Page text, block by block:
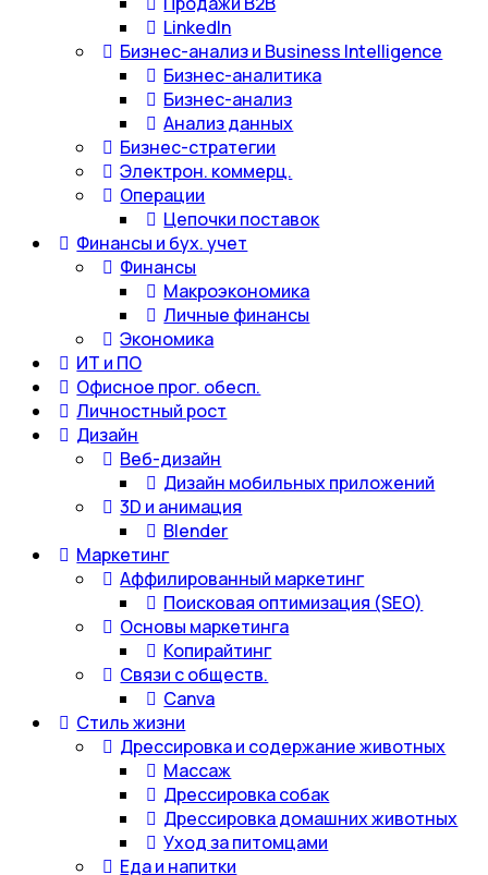
LinkedIn
Бизнес-анализ и Business Intelligence
Бизнес-аналитика
Бизнес-анализ
Анализ данных
Бизнес-стратегии
Электрон. коммерц.
Операции
Цепочки поставок
Финансы и бух. учет
Финансы
Макроэкономика
Личные финансы
Экономика
ИТ и ПО
Офисное прог. обесп.
Личностный рост
Дизайн
Веб-дизайн
Дизайн мобильных приложений
3D и анимация
Blender
Маркетинг
Аффилированный маркетинг
Поисковая оптимизация (SEO)
Основы маркетинга
Копирайтинг
Связи с обществ.
Canva
Стиль жизни
Дрессировка и содержание животных
Массаж
Дрессировка собак
Дрессировка домашних животных
Уход за питомцами
Еда и напитки